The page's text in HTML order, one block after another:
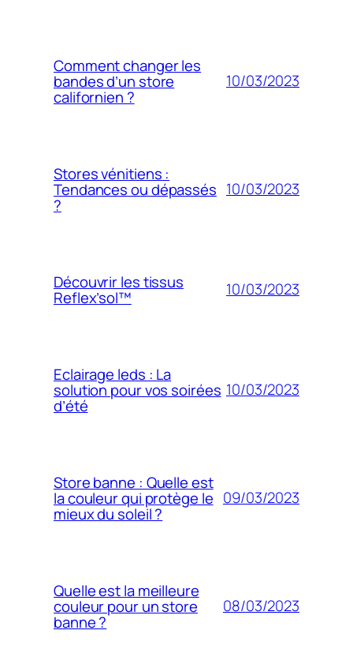
Comment changer les
bandes d’un store
californien ?
10/03/2023
Stores vénitiens :
Tendances ou dépassés
?
10/03/2023
Découvrir les tissus
Reflex’sol™ 10/03/2023
Eclairage leds : La
solution pour vos soirées
d’été
10/03/2023
Store banne : Quelle est
la couleur qui protège le
mieux du soleil ?
09/03/2023
Quelle est la meilleure
couleur pour un store
banne ?
08/03/2023